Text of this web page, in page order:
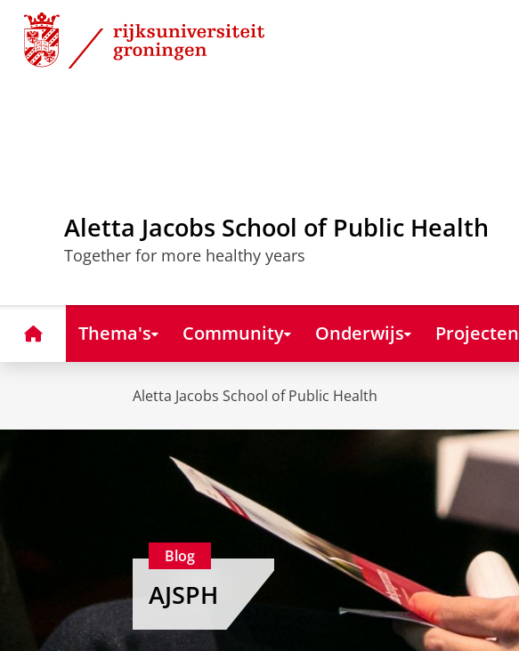
Skip
Content
Skip
Navigation
Aletta Jacobs School of Public Health
Together for more healthy years
HomeThema's Community Onderwijs Projecten
Aletta Jacobs School of Public Health
Blog
AJSPH